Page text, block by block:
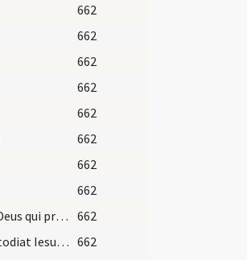
662
662
662
662
662
662
662
662
Omnipotens sempiterne Deus qui primos parentes ... dilectionis coniungat. 662
Benedicat vos Deus et custodiat Iesus ... vivas in saecula saeculorum. 662